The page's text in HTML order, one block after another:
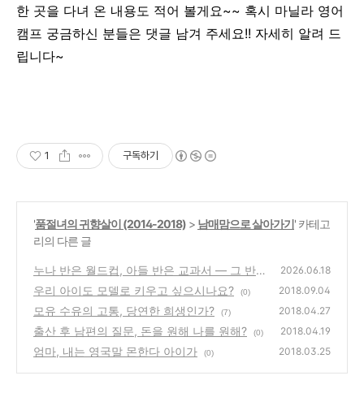
한 곳을 다녀 온 내용도 적어 볼게요~~ 혹시 마닐라 영어
캠프 궁금하신 분들은 댓글 남겨 주세요!! 자세히 알려 드
립니다~
1 구독하기
'품절녀의 귀향살이 (2014-2018) > 남매맘으로 살아가기' 카테고
리의 다른 글
누나 반은 월드컵, 아들 반은 교과서 — 그 반
전의 결말
(0)
2026.06.18
우리 아이도 모델로 키우고 싶으시나요? (0) 2018.09.04
모유 수유의 고통, 당연한 희생인가? (7) 2018.04.27
출산 후 남편의 질문, 돈을 원해 나를 원해? (0) 2018.04.19
엄마, 내는 영국말 몬한다 아이가 (0) 2018.03.25